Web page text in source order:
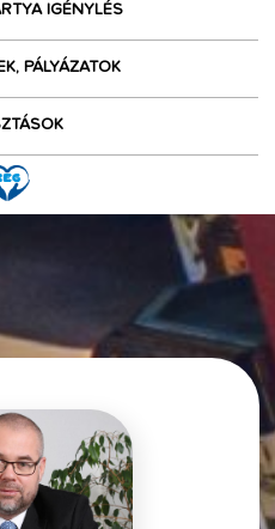
IGÉNYLÉS
PÁLYÁZATOK